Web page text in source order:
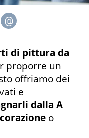
di pittura da
proporre un
offriamo dei
e
dalla A
o